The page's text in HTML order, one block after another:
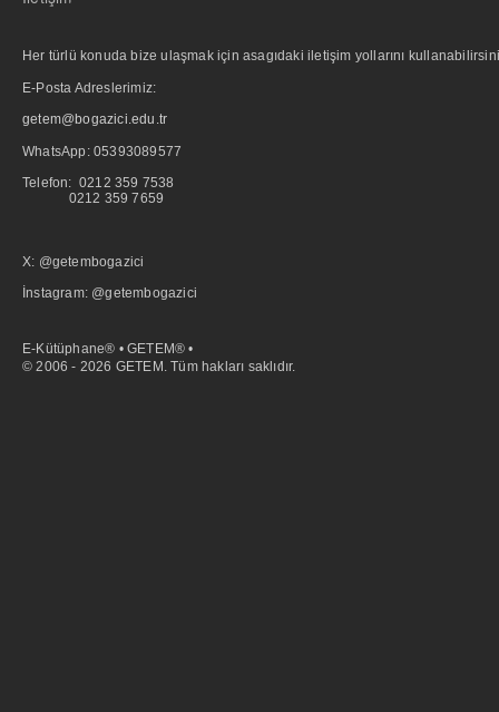
Her türlü konuda bize ulaşmak için asagıdaki iletişim yollarını
E-Posta Adreslerimiz:
getem@bogazici.edu.tr
WhatsApp: 05393089577
Telefon: 0212 359 7538
0212 359 7659
X: @getembogazici
İnstagram: @getembogazici
E-Kütüphane® • GETEM® •
© 2006 - 2026 GETEM. Tüm hakları saklıdır.